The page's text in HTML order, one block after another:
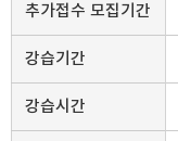
추가접수 모집기간
강습기간
강습시간